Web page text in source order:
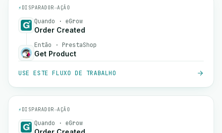
⚡ DISPARADOR→AÇÃO
Quando · eGrow
Order Created
Então · PrestaShop
Get Product
USE ESTE FLUXO DE TRABALHO
⚡ DISPARADOR→AÇÃO
Quando · eGrow